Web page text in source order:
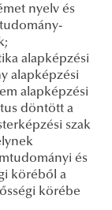
nyelv és
alapképzési
alapképzési
alapképzési
döntött a
szak
és
köréből a
körébe